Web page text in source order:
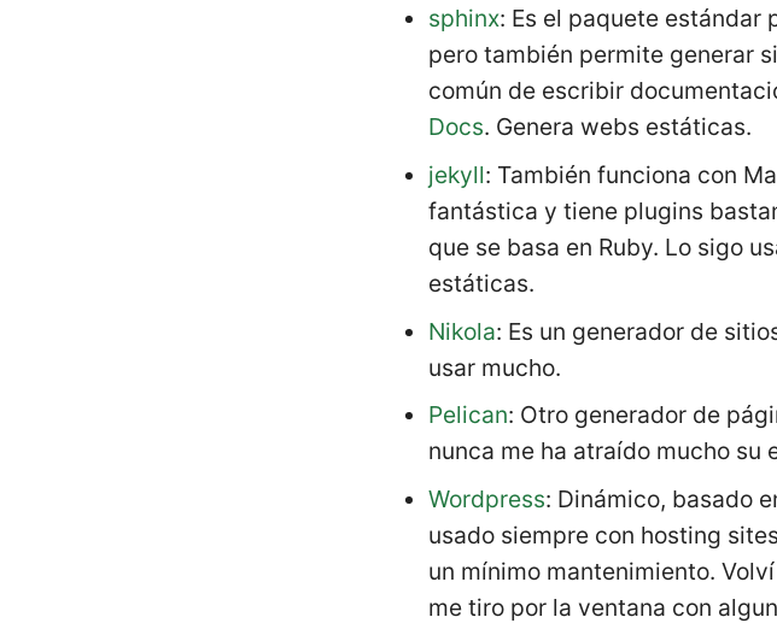
sphinx: Es el paquete estándar
pero también permite generar
común de escribir
Docs. Genera webs estáticas.
jekyll: También funciona con
fantástica y tiene plugins
que se basa en Ruby. Lo sigo
estáticas.
Nikola: Es un generador de
usar mucho.
Pelican: Otro generador de
nunca me ha atraído mucho su
Wordpress: Dinámico, basado
usado siempre con hosting
un mínimo mantenimiento.
me tiro por la ventana con